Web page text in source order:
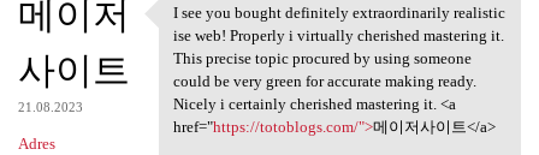
메이저
사이트
21.08.2023
Adres
I see you bought definitely
I see you bought definitely extraordinarily realistic
ise web! Properly i virtually cherished mastering it.
This precise topic procured by using someone
could be very green for accurate making ready.
Nicely i certainly cherished mastering it. <a
href="https://totoblogs.com/">메이저사이트</a>